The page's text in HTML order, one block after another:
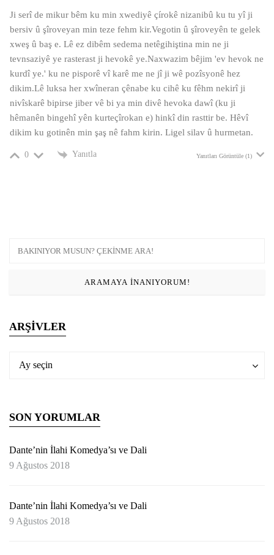
Ji serî de mikur bêm ku min xwediyê çírokê nizanibû ku tu yî ji
bersiv û şîroveyan min teze fehm kir.Vegotin û şîroveyên te gelek
xweş û baş e. Lê ez dibêm sedema netêgihiştina min ne ji
tevnsaziyê ye rasterast ji hevokê ye.Naxwazim bêjim 'ev hevok ne
kurdî ye.' ku ne pisporê vî karê me ne jî ji wê pozîsyonê hez
dikim.Lê luksa her xwîneran çênabe ku cihê ku fêhm nekirî ji
nivîskarê bipirse jiber vê bi ya min divê hevoka dawî (ku ji
hêmanên bingehî yên kurteçîrokan e) hinkî din rasttir be. Hêvî
dikim ku gotinên min şaş nê fahm kirin. Ligel silav û hurmetan.
0 Yanıtla Yanıtları Görüntüle (1)
ARŞIVLER
Arşivler
Ay seçin
Arşivler
SON YORUMLAR
Dante’nin İlahi Komedya’sı ve Dali
9 Ağustos 2018
Dante’nin İlahi Komedya’sı ve Dali
9 Ağustos 2018